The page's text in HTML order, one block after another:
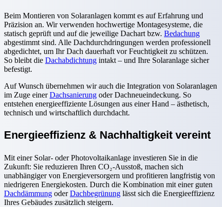
Beim Montieren von Solaranlagen kommt es auf Erfahrung und
Präzision an. Wir verwenden hochwertige Montagesysteme, die
statisch geprüft und auf die jeweilige Dachart bzw. Bedachung
abgestimmt sind. Alle Dachdurchdringungen werden professionell
abgedichtet, um Ihr Dach dauerhaft vor Feuchtigkeit zu schützen.
So bleibt die Dachabdichtung intakt – und Ihre Solaranlage sicher
befestigt.
Auf Wunsch übernehmen wir auch die Integration von Solaranlagen
im Zuge einerDachsanierung oder Dachneueindeckung. So
entstehen energieeffiziente Lösungen aus einer Hand – ästhetisch,
technisch und wirtschaftlich durchdacht.
Energieeffizienz & Nachhaltigkeit vereint
Mit einer Solar- oder Photovoltaikanlage investieren Sie in die
Zukunft: Sie reduzieren Ihren CO₂-Ausstoß, machen sich
unabhängiger von Energieversorgern und profitieren langfristig von
niedrigeren Energiekosten. Durch die Kombination mit einer guten
Dachdämmung oderDachbegrünung lässt sich die Energieeffizienz
Ihres Gebäudes zusätzlich steigern.